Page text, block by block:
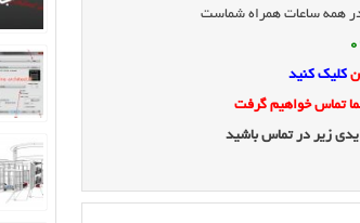
در همه ساعات همراه شماست
کلیک کنید
تماس خواهیم گرفت
ایدی زیر در تماس باشید